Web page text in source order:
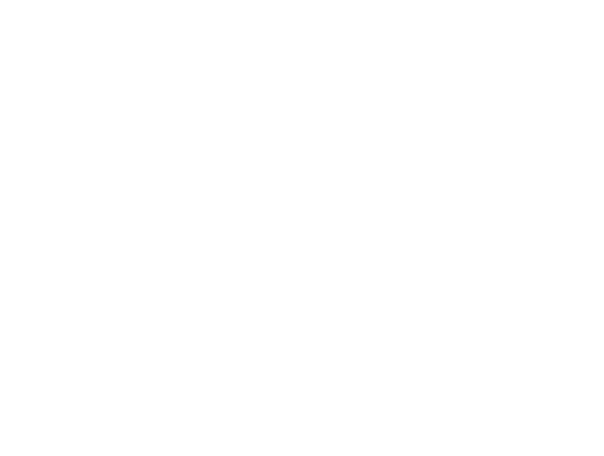
与しています
なユーザーです
せた実績があります
があります
せん